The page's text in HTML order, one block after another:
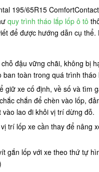
195/65R15
quy trình tháo lắp lốp ô tô
để được hướng dẫn cụ thể.
đậu vững chãi, không bị
ban toàn trong quá trình tháo
giữ xe cố định, về số và tìm
chắn để chèn vào lốp,
lao đi khỏi vị trí dừng đỗ.
trí lốp xe cần thay để nâng
gắn lốp với xe theo thứ tự